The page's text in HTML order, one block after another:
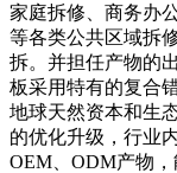
家庭拆修、商务办
等各类公共区域拆
拆。并担任产物的
板采用特有的复合
地球天然资本和生
的优化升级，行业
OEM、ODM产物